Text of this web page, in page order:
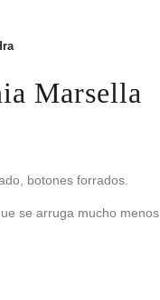
Marsella
botones forrados.
se arruga mucho menos.